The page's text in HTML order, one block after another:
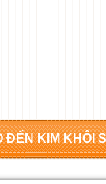
ĐẾN KIM KHÔI